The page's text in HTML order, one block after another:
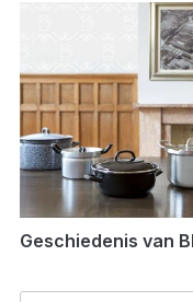
Geschiedenis van